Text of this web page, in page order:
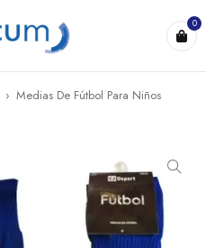
0
› Medias De Fútbol Para Niños